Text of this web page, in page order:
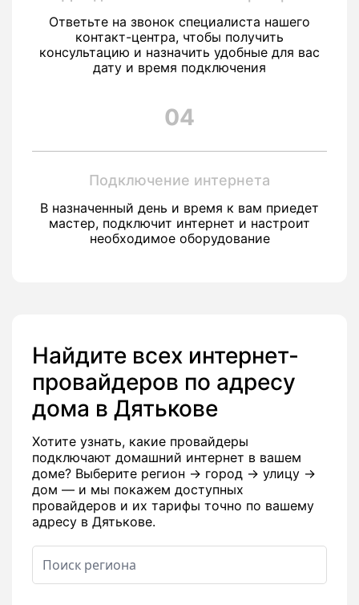
Ответьте на звонок специалиста нашего
контакт-центра, чтобы получить
консультацию и назначить удобные для вас
дату и время подключения
04
Подключение интернета
В назначенный день и время к вам приедет
мастер, подключит интернет и настроит
необходимое оборудование
Найдите всех интернет-
провайдеров по адресу
дома в Дятькове
Хотите узнать, какие провайдеры
подключают домашний интернет в вашем
доме? Выберите регион → город → улицу →
дом — и мы покажем доступных
провайдеров и их тарифы точно по вашему
адресу в Дятькове.